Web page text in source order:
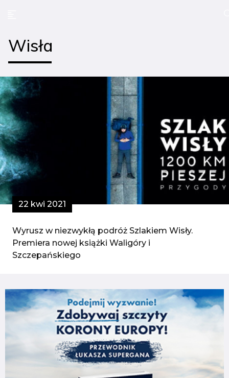
Wisła
22 kwi 2021
Wyrusz w niezwykłą podróż Szlakiem Wisły.
Premiera nowej książki Waligóry i
Szczepańskiego